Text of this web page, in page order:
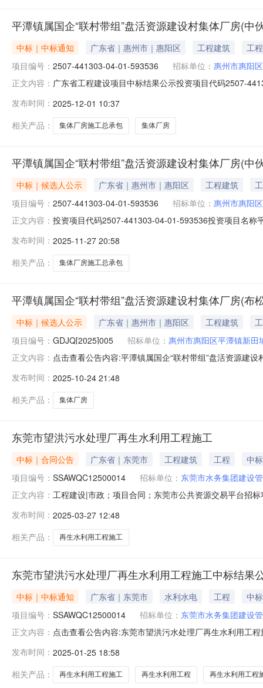
平潭镇属国企“联村带组”盘活资源建设村集体厂房(中
中标｜中标通知 广东省｜惠州市｜惠阳区 工程建筑
工程
项目编号： 2507-441303-04-01-593536 招标单位： 惠州市惠阳
正文内容： 广东省工程建设项目中标结果公示投资项目代码2507-
公示招标人惠州市惠阳区平潭镇新田埔村中伙股份经济
发布时间： 2025-12-01 10:37
相关产品：
集体厂房施工总承包 集体厂房
平潭镇属国企“联村带组”盘活资源建设村集体厂房(
中标｜候选人公示 广东省｜惠州市｜惠阳区 工程建筑
项目编号： 2507-441303-04-01-593536 招标单位： 惠州市惠阳
正文内容： 投资项目代码2507-441303-04-01-593536投资项目名称
评标情况：(一)评标时间：2025年11月27日10时0分:(二
发布时间： 2025-11-27 20:58
相关产品：
集体厂房施工总承包
平潭镇属国企“联村带组”盘活资源建设村集体厂房(布
中标｜候选人公示 广东省｜惠州市｜惠阳区 工程建筑
项目编号： GDJQ[2025]005 招标单位： 惠州市惠阳区平潭镇新田
正文内容： 点击查看公告内容:平潭镇属国企“联村带组”盘活资源建
候选人基本情况中标候选人第1名：广东灿佳建设工程有
发布时间： 2025-10-24 21:48
相关产品：
集体厂房
东莞市望洪污水处理厂再生水利用工程施工
中标｜合同公告 广东省｜东莞市 工程建筑 工程
中
项目编号： SSAWQC12500014 招标单位： 东莞市水务集团建设
正文内容： 工程建设|市政；项目合同；东莞市公共资源交易平台招
2109:40:00合同金额：8257772.360000其它形式合同报
发布时间： 2025-03-27 12:48
相关产品：
再生水利用工程施工
东莞市望洪污水处理厂再生水利用工程施工中标结果
中标｜中标通知 广东省｜东莞市 水利水电 工程
中
项目编号： SSAWQC12500014 招标单位： 东莞市水务集团建设
正文内容： 点击查看公告内容:东莞市望洪污水处理厂再生水利用工
04-02-433488工程编码（标段编码）：
发布时间： 2025-01-25 18:58
相关产品：
再生水利用工程施工 再生水利用工程 再生水利用工程